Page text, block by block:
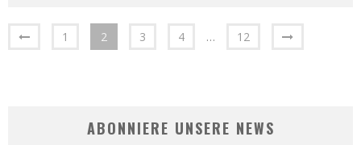
1 2 3 4 … 12
ABONNIERE UNSERE NEWS